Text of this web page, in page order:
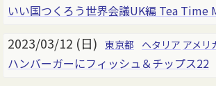
いい国つくろう世界会議UK編 Tea Time
2023/03/12 (日) 東京都 ヘタリア アメリ
ハンバーガーにフィッシュ＆チップス22